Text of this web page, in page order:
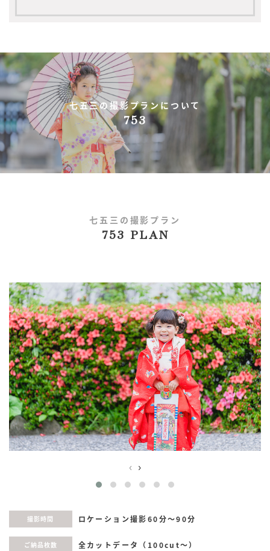
七五三の撮影プランについて
753
七五三の撮影プラン
753 PLAN
‹ ›
撮影時間 ロケーション撮影60分〜90分
ご納品枚数 全カットデータ（100cut〜）